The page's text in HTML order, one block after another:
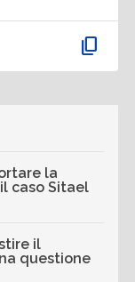
content_copy
la
caso Sitael
il
questione